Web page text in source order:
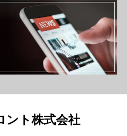
ント株式会社